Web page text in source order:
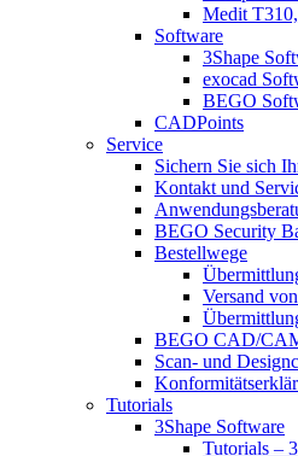
Medit
Software
3Shape
exocad
BEGO
CADPoints
Service
Sichern Sie sich
Kontakt und
BEGO Security
Bestellwege
Versand
BEGO CAD/
Scan- und
Tutorials
3Shape Software
Tutorials –